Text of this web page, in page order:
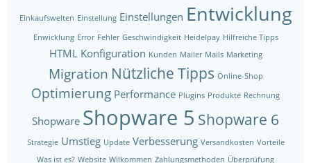
Einkaufswelten Einstellung Einstellungen Entwicklung
Enwicklung Error Fehler Geschwindigkeit Heidelpay Hilfreiche Tipps
HTML Konfiguration Kunden Mailer Mails Marketing
Migration Nützliche Tipps Online-Shop
Optimierung Performance Plugins Produkte Rechnung
Shopware Shopware 5 Shopware 6
Strategie Umstieg Update Verbesserung Versandkosten Vorteile
Was ist es? Website Wilkommen Zahlungsmethoden Überprüfung